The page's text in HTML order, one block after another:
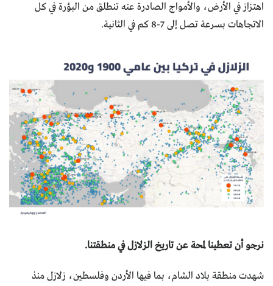
اهتزاز في الأرض، والأمواج الصادرة عنه تنطلق من البؤرة في كل
الاتجاهات بسرعة تصل إلى 7-8 كم في الثانية.
نرجو أن تعطينا لمحة عن تاريخ الزلازل في منطقتنا.
شهدت منطقة بلاد الشام، بما فيها الأردن وفلسطين، زلازل منذ